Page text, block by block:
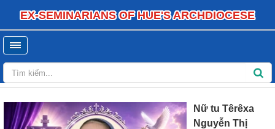
EX-SEMINARIANS OF HUE'S ARCHDIOCESE
Nữ tu Têrêxa
Nguyễn Thị